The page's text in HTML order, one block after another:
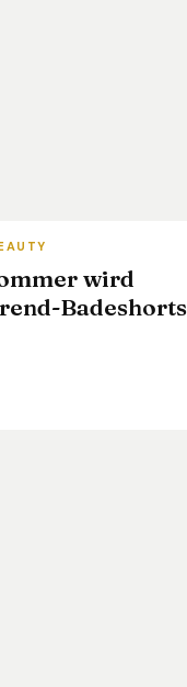
wird
Badeshorts